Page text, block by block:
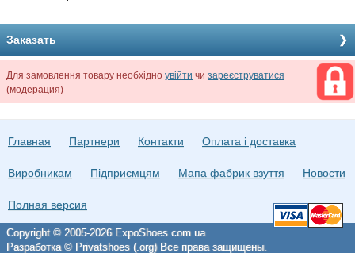
Заказать
Для замовлення товару необхідно увійти чи зареєструватися
(модерация)
Главная Партнери Контакти Оплата і доставка
Виробникам Підприємцям Мапа фабрик взуття Новости
Полная версия
Copyright © 2005-2026 ExpoShoes.com.ua
Разработка © Privatshoes (.org) Все права защищены.